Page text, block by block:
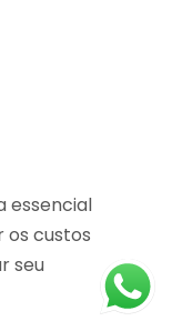
essencial
os custos
seu